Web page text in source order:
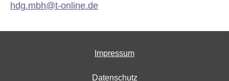
hdg.mbh@t-online.de
Impressum
Datenschutz